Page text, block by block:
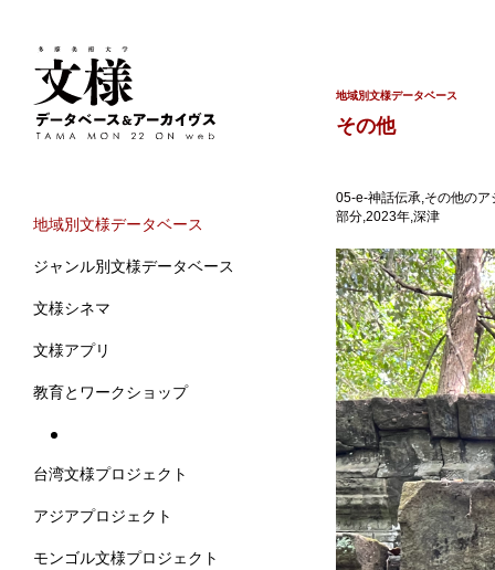
地域別文様データベース
ジャンル別文様データベース
文様シネマ
文様アプリ
教育とワークショップ
台湾文様プロジェクト
アジアプロジェクト
モンゴル文様プロジェクト
地域別文様データベース
その他
05-e-神話伝承,その他の
部分,2023年,深津